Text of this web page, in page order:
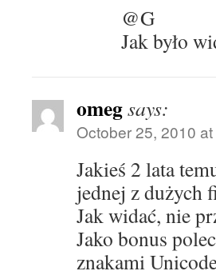
@G
Jak było
omegsays:
October 25, 2010
Jakieś 2 lata
jednej z dużych
Jak widać, nie
Jako bonus
znakami